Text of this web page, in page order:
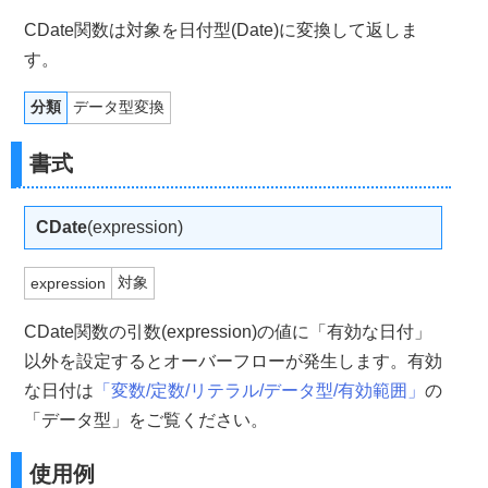
CDate関数は対象を日付型(Date)に変換して返しま
す。
分類 データ型変換
書式
CDate(expression)
expression 対象
CDate関数の引数(expression)の値に「有効な日付」
以外を設定するとオーバーフローが発生します。有効
な日付は 「変数/定数/リテラル/データ型/有効範囲」 の
「データ型」をご覧ください。
使用例